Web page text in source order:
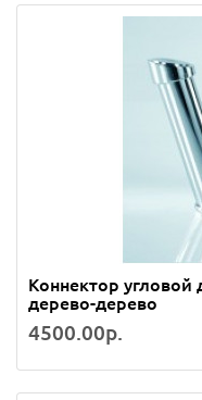
Коннектор
дерево-дерево
4500.00р.